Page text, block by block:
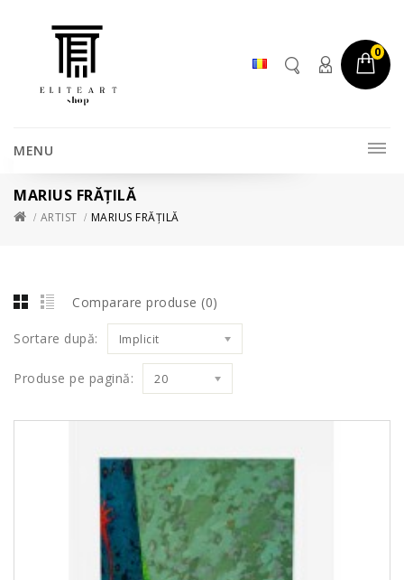
0
MENU
MARIUS FRĂȚILĂ
ARTIST MARIUS FRĂȚILĂ
Comparare produse (0)
Sortare după: Implicit
Produse pe pagină: 20